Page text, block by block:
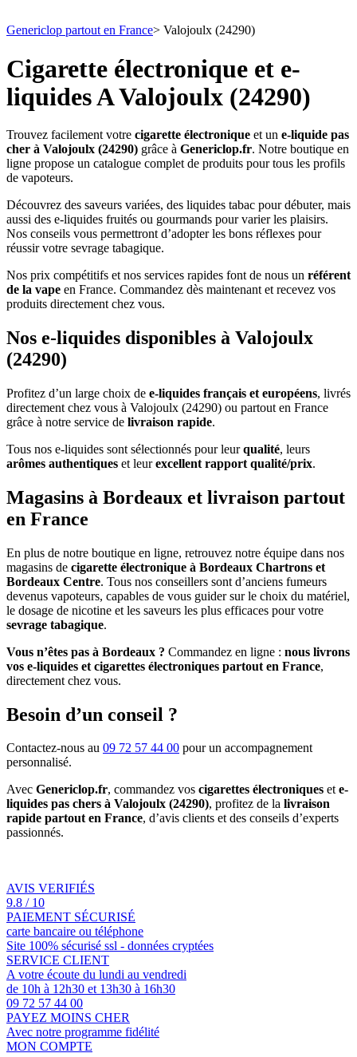
Genericlop partout en France> Valojoulx (24290)
Cigarette électronique et e-
liquides A Valojoulx (24290)
Trouvez facilement votre cigarette électronique et un e-liquide pas
cher à Valojoulx (24290) grâce à Genericlop.fr. Notre boutique en
ligne propose un catalogue complet de produits pour tous les profils
de vapoteurs.
Découvrez des saveurs variées, des liquides tabac pour débuter, mais
aussi des e-liquides fruités ou gourmands pour varier les plaisirs.
Nos conseils vous permettront d’adopter les bons réflexes pour
réussir votre sevrage tabagique.
Nos prix compétitifs et nos services rapides font de nous un référent
de la vape en France. Commandez dès maintenant et recevez vos
produits directement chez vous.
Nos e-liquides disponibles à Valojoulx
(24290)
Profitez d’un large choix de e-liquides français et européens, livrés
directement chez vous à Valojoulx (24290) ou partout en France
grâce à notre service de livraison rapide.
Tous nos e-liquides sont sélectionnés pour leurqualité, leurs
arômes authentiques et leurexcellent rapport qualité/prix.
Magasins à Bordeaux et livraison partout
en France
En plus de notre boutique en ligne, retrouvez notre équipe dans nos
magasins de cigarette électronique à Bordeaux Chartrons et
Bordeaux Centre. Tous nos conseillers sont d’anciens fumeurs
devenus vapoteurs, capables de vous guider sur le choix du matériel,
le dosage de nicotine et les saveurs les plus efficaces pour votre
sevrage tabagique.
Vous n’êtes pas à Bordeaux ? Commandez en ligne : nous livrons
vos e-liquides et cigarettes électroniques partout en France,
directement chez vous.
Besoin d’un conseil ?
Contactez-nous au 09 72 57 44 00 pour un accompagnement
personnalisé.
Avec Genericlop.fr, commandez vos cigarettes électroniques ete-
liquides pas chers à Valojoulx (24290), profitez de la livraison
rapide partout en France, d’avis clients et des conseils d’experts
passionnés.
AVIS VERIFIÉS
9.8 / 10
PAIEMENT SÉCURISÉ
carte bancaire ou téléphone
Site 100% sécurisé ssl - données cryptées
SERVICE CLIENT
A votre écoute du lundi au vendredi
de 10h à 12h30 et 13h30 à 16h30
09 72 57 44 00
PAYEZ MOINS CHER
Avec notre programme fidélité
MON COMPTE